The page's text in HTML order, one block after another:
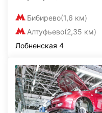
Бибирево(1,6 км)
Алтуфьево(2,35 км)
Лобненская 4